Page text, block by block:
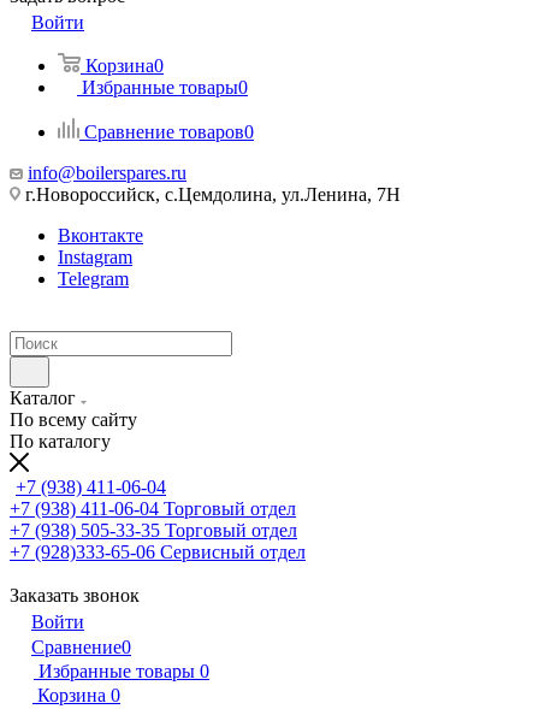
Войти
Корзина0
Избранные товары0
Сравнение товаров0
info@boilerspares.ru
г.Новороссийск, с.Цемдолина, ул.Ленина, 7Н
Вконтакте
Instagram
Telegram
Каталог
По всему сайту
По каталогу
+7 (938) 411-06-04
+7 (938) 411-06-04 Торговый отдел
+7 (938) 505-33-35 Торговый отдел
+7 (928)333-65-06 Сервисный отдел
Заказать звонок
Войти
Сравнение0
Избранные товары 0
Корзина 0